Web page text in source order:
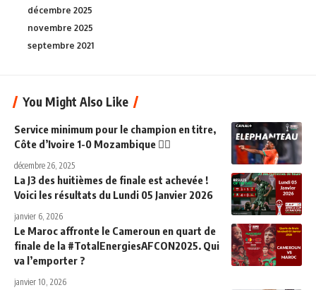
décembre 2025
novembre 2025
septembre 2021
You Might Also Like
Service minimum pour le champion en titre,
Côte d’Ivoire 1-0 Mozambique 👌🏼
décembre 26, 2025
La J3 des huitièmes de finale est achevée !
Voici les résultats du Lundi 05 Janvier 2026
janvier 6, 2026
Le Maroc affronte le Cameroun en quart de
finale de la #TotalEnergiesAFCON2025. Qui
va l’emporter ?
janvier 10, 2026